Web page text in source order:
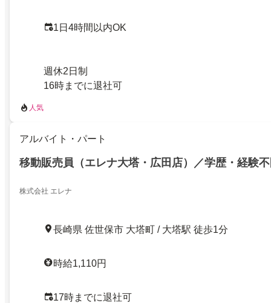
1日4時間以内OK
週休2日制
16時までに退社可
人気
アルバイト・パート
移動販売員（エレナ大塔・広田店）／学歴・経験
株式会社 エレナ
長崎県 佐世保市 大塔町 / 大塔駅 徒歩1分
時給1,110円
17時までに退社可